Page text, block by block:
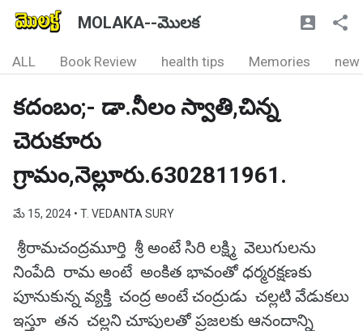
MOLAKA--మొలక
ALL Book Review health tips Memories new
కదంబం;- డా.నీలం స్వాతి,చిన్న
చెరుకూరు
గ్రామం,నెల్లూరు.6302811961.
మే 15, 2024 • T. VEDANTA SURY
శ్రీరామచంద్రమూర్తి శ్రీ అంటే సిరి లక్ష్మి వెలుగులను
నింపేది రామ అంటే అంకిత భావంతో ధర్మరక్షణకు
పూనుకున్న వ్యక్తి చంద్ర అంటే చంద్రుడు చల్లటి వేడుకలు
ఇస్తూ తన చల్లని చూపులతో ప్రజలకు ఆనందాన్ని